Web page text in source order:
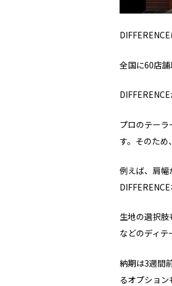
全国に60店
プロのテー
す。そのため
例えば、肩幅
生地の選択
などのディテ
納期は3週間
るオプション